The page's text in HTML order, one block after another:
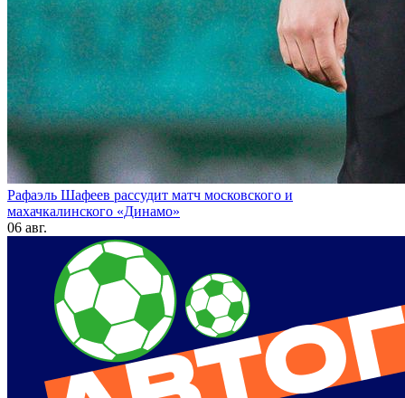
Рафаэль Шафеев рассудит матч московского и
махачкалинского «Динамо»
06 авг.